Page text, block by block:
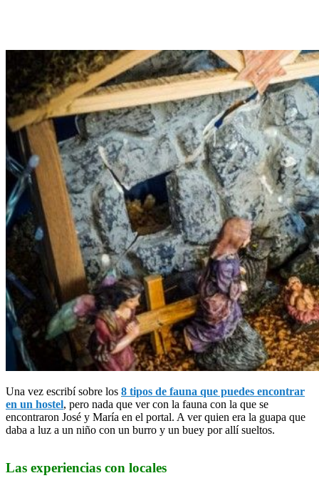
Una vez escribí sobre los 8 tipos de fauna que puedes encontrar
en un hostel, pero nada que ver con la fauna con la que se
encontraron José y María en el portal. A ver quien era la guapa que
daba a luz a un niño con un burro y un buey por allí sueltos.
Las experiencias con locales